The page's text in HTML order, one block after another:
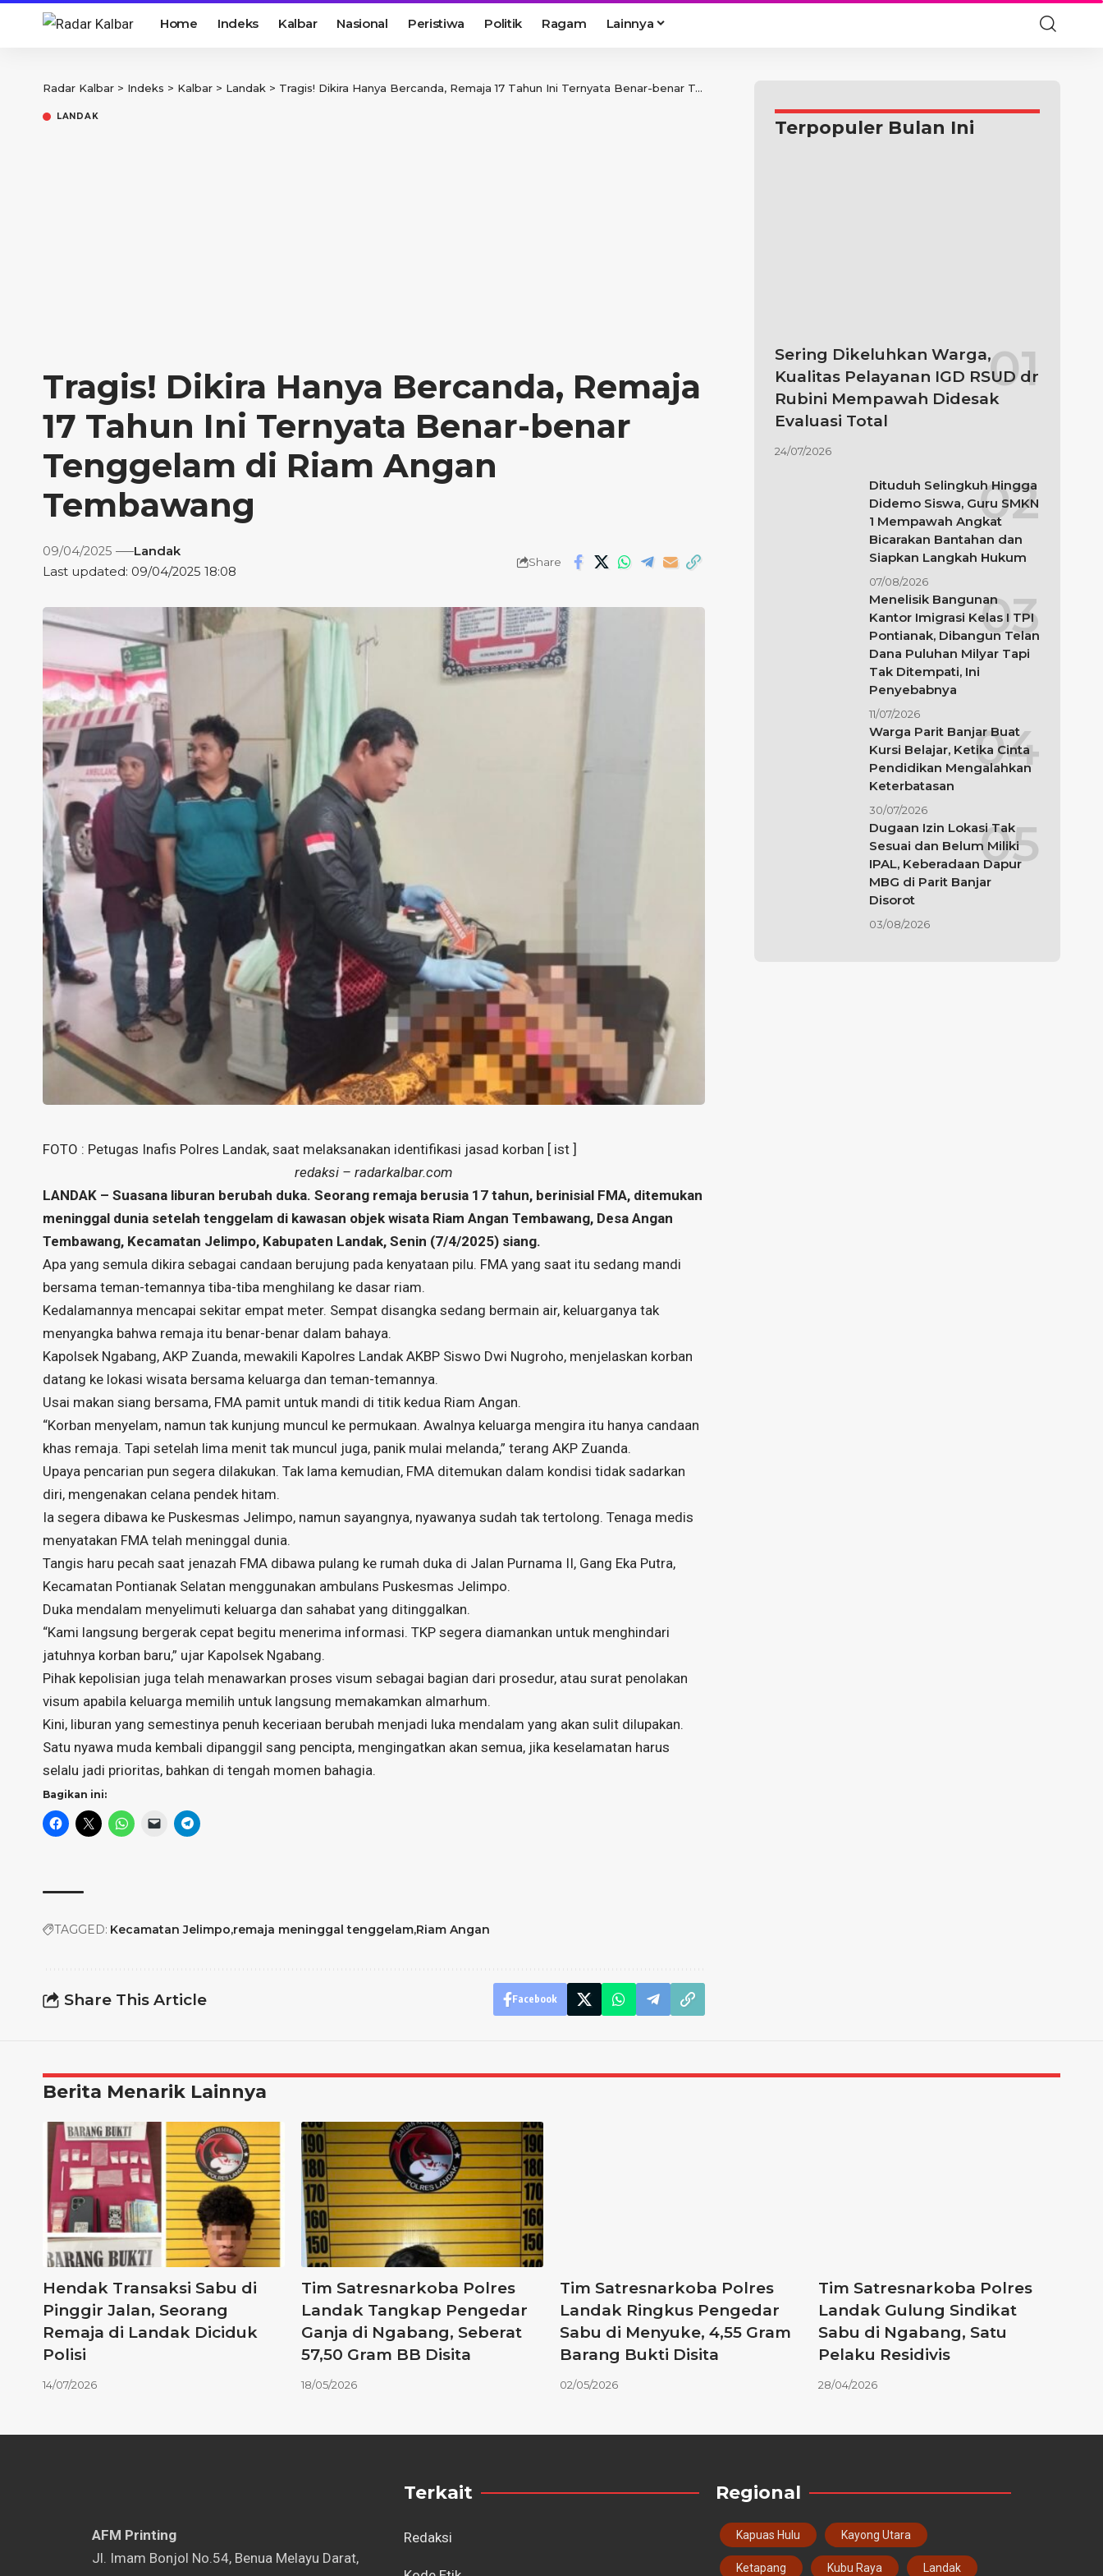
Home Indeks Kalbar Nasional Peristiwa Politik Ragam Lainnya
Radar Kalbar > Indeks > Kalbar > Landak > Tragis! Dikira Hanya Bercanda, Remaja 17 Tahun Ini Ternyata Benar-benar Tenggelam di Riam Angan Tembawang
LANDAK
Tragis! Dikira Hanya Bercanda, Remaja
17 Tahun Ini Ternyata Benar-benar
Tenggelam di Riam Angan
Tembawang
Last updated: 09/04/2025 18:08
09/04/2025 Landak
Share
FOTO : Petugas Inafis Polres Landak, saat melaksanakan identifikasi jasad korban [ ist ]
redaksi – radarkalbar.com
LANDAK – Suasana liburan berubah duka. Seorang remaja berusia 17 tahun, berinisial FMA, ditemukan
meninggal dunia setelah tenggelam di kawasan objek wisata Riam Angan Tembawang, Desa Angan
Tembawang, Kecamatan Jelimpo, Kabupaten Landak, Senin (7/4/2025) siang.
Apa yang semula dikira sebagai candaan berujung pada kenyataan pilu. FMA yang saat itu sedang mandi
bersama teman-temannya tiba-tiba menghilang ke dasar riam.
Kedalamannya mencapai sekitar empat meter. Sempat disangka sedang bermain air, keluarganya tak
menyangka bahwa remaja itu benar-benar dalam bahaya.
Kapolsek Ngabang, AKP Zuanda, mewakili Kapolres Landak AKBP Siswo Dwi Nugroho, menjelaskan korban
datang ke lokasi wisata bersama keluarga dan teman-temannya.
Usai makan siang bersama, FMA pamit untuk mandi di titik kedua Riam Angan.
“Korban menyelam, namun tak kunjung muncul ke permukaan. Awalnya keluarga mengira itu hanya candaan
khas remaja. Tapi setelah lima menit tak muncul juga, panik mulai melanda,” terang AKP Zuanda.
Upaya pencarian pun segera dilakukan. Tak lama kemudian, FMA ditemukan dalam kondisi tidak sadarkan
diri, mengenakan celana pendek hitam.
Ia segera dibawa ke Puskesmas Jelimpo, namun sayangnya, nyawanya sudah tak tertolong. Tenaga medis
menyatakan FMA telah meninggal dunia.
Tangis haru pecah saat jenazah FMA dibawa pulang ke rumah duka di Jalan Purnama II, Gang Eka Putra,
Kecamatan Pontianak Selatan menggunakan ambulans Puskesmas Jelimpo.
Duka mendalam menyelimuti keluarga dan sahabat yang ditinggalkan.
“Kami langsung bergerak cepat begitu menerima informasi. TKP segera diamankan untuk menghindari
jatuhnya korban baru,” ujar Kapolsek Ngabang.
Pihak kepolisian juga telah menawarkan proses visum sebagai bagian dari prosedur, atau surat penolakan
visum apabila keluarga memilih untuk langsung memakamkan almarhum.
Kini, liburan yang semestinya penuh keceriaan berubah menjadi luka mendalam yang akan sulit dilupakan.
Satu nyawa muda kembali dipanggil sang pencipta, mengingatkan akan semua, jika keselamatan harus
selalu jadi prioritas, bahkan di tengah momen bahagia.
Bagikan ini:
TAGGED: Kecamatan Jelimpo remaja meninggal tenggelam Riam Angan
Share This Article Facebook
Terpopuler Bulan Ini
Sering Dikeluhkan Warga,
Kualitas Pelayanan IGD RSUD dr
Rubini Mempawah Didesak
Evaluasi Total
24/07/2026
Dituduh Selingkuh Hingga
Didemo Siswa, Guru SMKN
1 Mempawah Angkat
Bicarakan Bantahan dan
Siapkan Langkah Hukum
07/08/2026
Menelisik Bangunan
Kantor Imigrasi Kelas I TPI
Pontianak, Dibangun Telan
Dana Puluhan Milyar Tapi
Tak Ditempati, Ini
Penyebabnya
11/07/2026
Warga Parit Banjar Buat
Kursi Belajar, Ketika Cinta
Pendidikan Mengalahkan
Keterbatasan
30/07/2026
Dugaan Izin Lokasi Tak
Sesuai dan Belum Miliki
IPAL, Keberadaan Dapur
MBG di Parit Banjar
Disorot
03/08/2026
Berita Menarik Lainnya
Hendak Transaksi Sabu di
Pinggir Jalan, Seorang
Remaja di Landak Diciduk
Polisi
14/07/2026
Tim Satresnarkoba Polres
Landak Tangkap Pengedar
Ganja di Ngabang, Seberat
57,50 Gram BB Disita
18/05/2026
Tim Satresnarkoba Polres
Landak Ringkus Pengedar
Sabu di Menyuke, 4,55 Gram
Barang Bukti Disita
02/05/2026
Tim Satresnarkoba Polres
Landak Gulung Sindikat
Sabu di Ngabang, Satu
Pelaku Residivis
28/04/2026
AFM Printing
⁠Jl. Imam Bonjol No.54, Benua Melayu Darat,
Terkait
Redaksi
Regional
Kapuas Hulu Kayong Utara
Ketapang Kubu Raya Landak